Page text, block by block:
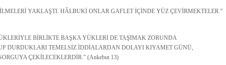
YAKLAŞTI. HÂLBUKİ ONLAR GAFLET İÇİNDE YÜZ ÇEVİRMEKTELER.”
BİRLİKTE BAŞKA YÜKLERİ DE TAŞIMAK ZORUNDA
DURDUKLARI TEMELSİZ İDDİALARDAN DOLAYI KIYAMET GÜNÜ,
ÇEKİLECEKLERDİR.” (Ankebut 13)